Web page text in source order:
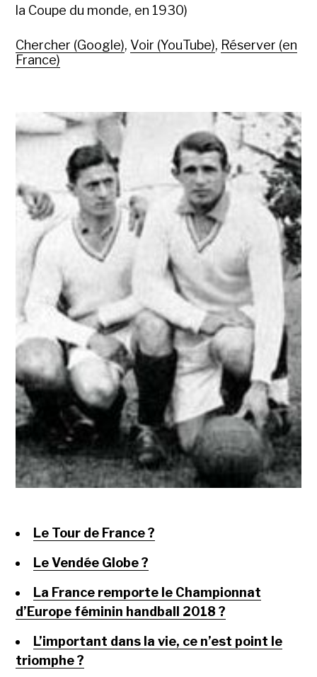
la Coupe du monde, en 1930)
Chercher (Google), Voir (YouTube), Réserver (en
France)
Le Tour de France ?
Le Vendée Globe ?
La France remporte le Championnat
d’Europe féminin handball 2018 ?
L’important dans la vie, ce n’est point le
triomphe ?